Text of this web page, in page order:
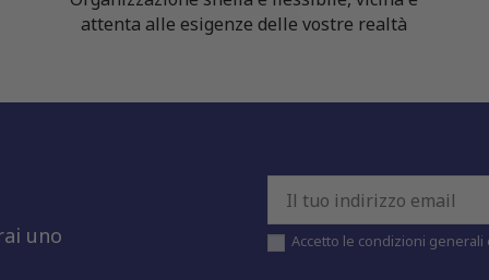
attenta alle esigenze delle vostre realtà
uno Accetto le condizioni